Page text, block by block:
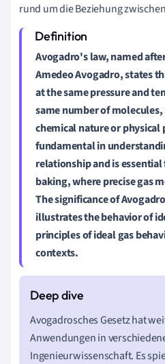
rund um die Beziehung
Avogadro's law, named
Amedeo Avogadro, states
at the same pressure and
same number of
chemical nature or
fundamental in
relationshipand is
baking, where precise gas
The significance of
illustrates the behavior of
principles ofideal gas
contexts.
Avogadrosches Gesetz hat
Anwendungen in
Ingenieurwissenschaft. Es